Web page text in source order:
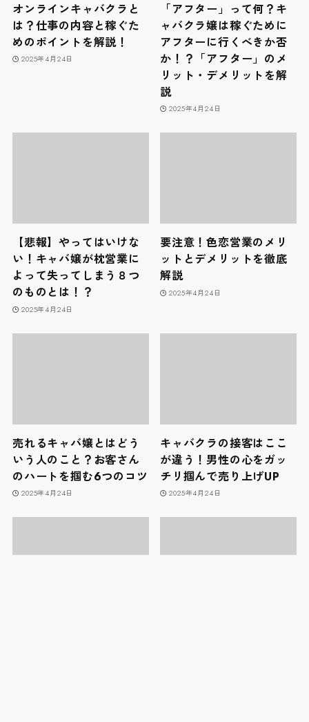
オンラインキャバクラと
は？仕事の内容と稼ぐた
めのポイントを解説！
2025年4月24日
「アフター」って何？キ
ャバクラ嬢は稼ぐために
アフターに行くべきか否
か！？「アフター」のメ
リット・デメリットを解
説
2025年4月24日
【悲報】やってはいけな
い！キャバ嬢が枕営業に
よって失ってしまう８つ
のものとは！？
2025年4月24日
要注意！色恋営業のメリ
ットとデメリットを徹底
解説
2025年4月24日
売れるキャバ嬢とはどう
いう人のこと？お客さん
のハートを掴む6つのコツ
2025年4月24日
キャバクラの接客はここ
が違う！男性の心をガッ
チリ掴んで売り上げUP
2025年4月24日